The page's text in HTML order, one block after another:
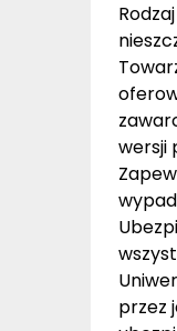
wersji
przez